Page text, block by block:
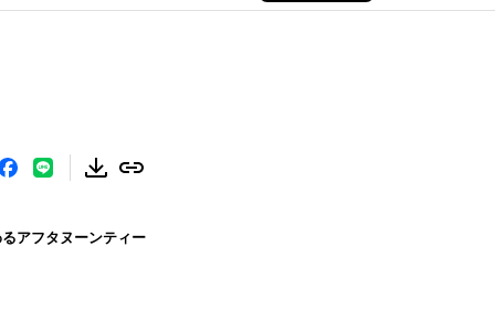
アフタヌーンティー